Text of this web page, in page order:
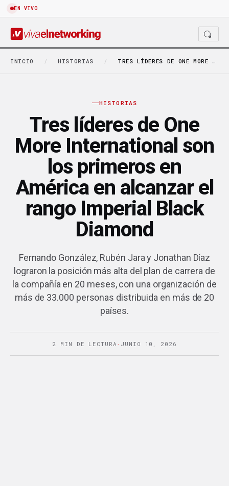
EN VIVO
INICIO / HISTORIAS / TRES LÍDERES DE ONE MORE INTERNATIONAL SON LOS…
HISTORIAS
Tres líderes de One
More International son
los primeros en
América en alcanzar el
rango Imperial Black
Diamond
Fernando González, Rubén Jara y Jonathan Díaz
lograron la posición más alta del plan de carrera de
la compañía en 20 meses, con una organización de
más de 33.000 personas distribuida en más de 20
países.
2 MIN DE LECTURA · JUNIO 10, 2026